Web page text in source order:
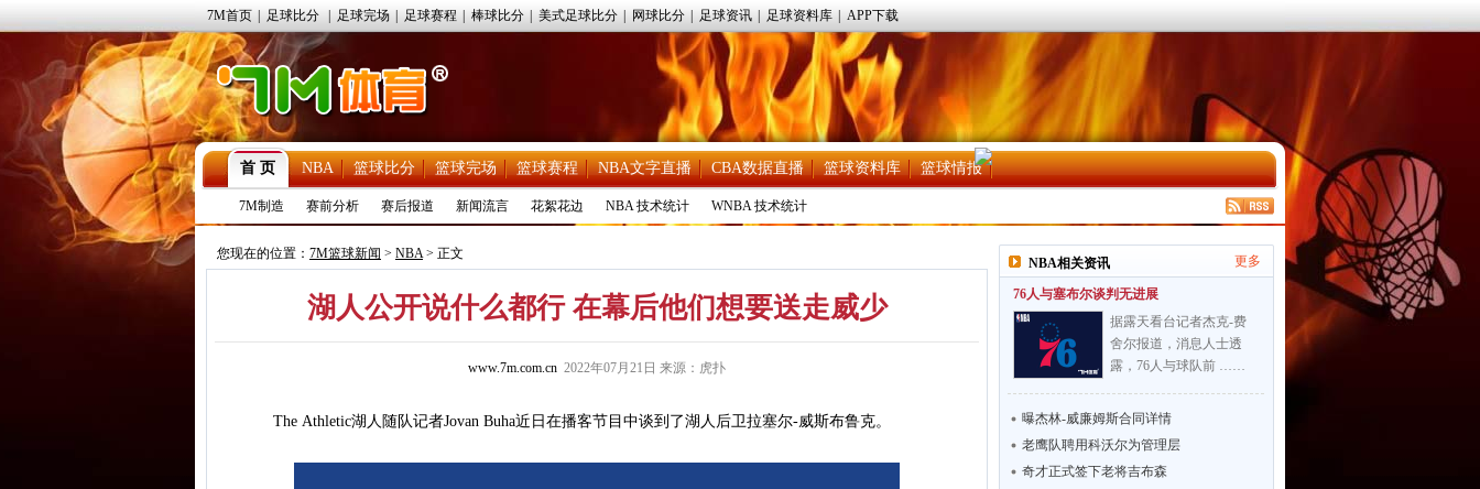
7M首页 足球比分 足球完场 足球赛程 棒球比分 美式足球比分 网球比分 足球资讯 足球资料库 APP下载
首 页 NBA 篮球比分 篮球完场 篮球赛程 NBA文字直播 CBA数据直播 篮球资料库 篮球情报
7M制造 赛前分析 赛后报道 新闻流言 花絮花边 NBA 技术统计 WNBA 技术统计
您现在的位置： 7M篮球新闻 > NBA> 正文
湖人公开说什么都行 在幕后他们想要送走威少
www.7m.com.cn 2022年07月21日 来源：虎扑
The Athletic湖人随队记者Jovan Buha近日在播客节目中谈到了湖人后卫拉塞尔-威斯布鲁克。
NBA相关资讯 更多
76人与塞布尔谈判无进展
据露天看台记者杰克-费
舍尔报道，消息人士透
露，76人与球队前 ……
曝杰林-威廉姆斯合同详情
老鹰队聘用科沃尔为管理层
奇才正式签下老将吉布森